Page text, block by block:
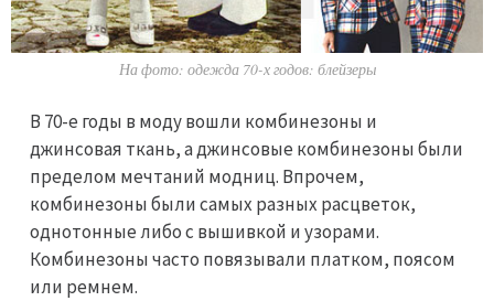
На фото: одежда 70-х годов: блейзеры
В 70-е годы в моду вошли комбинезоны и
джинсовая ткань, а джинсовые комбинезоны были
пределом мечтаний модниц. Впрочем,
комбинезоны были самых разных расцветок,
однотонные либо с вышивкой и узорами.
Комбинезоны часто повязывали платком, поясом
или ремнем.